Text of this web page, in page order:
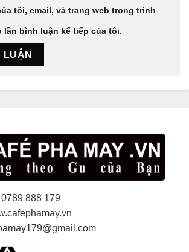
tôi, email, và trang web trong trình
lần bình luận kế tiếp của tôi.
888 179